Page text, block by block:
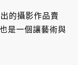
的攝影作品賣
是一個讓藝術與